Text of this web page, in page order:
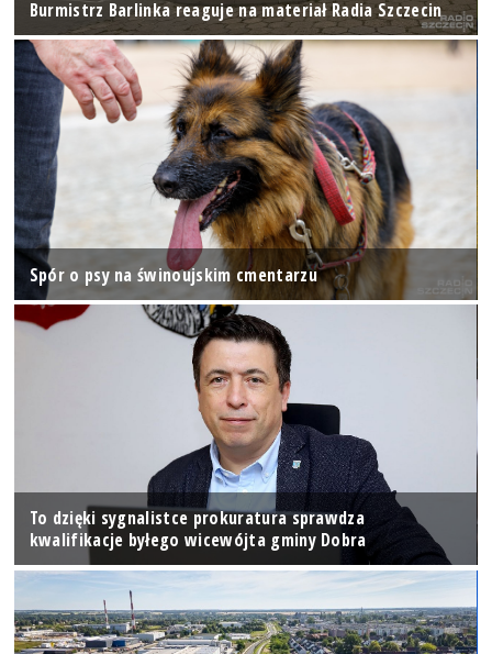
Burmistrz Barlinka reaguje na materiał Radia Szczecin
Spór o psy na świnoujskim cmentarzu
To dzięki sygnalistce prokuratura sprawdza
kwalifikacje byłego wicewójta gminy Dobra